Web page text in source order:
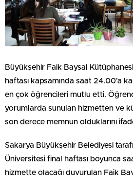
Büyükşehir Faik Baysal
haftası kapsamında saat 24.00’a
en çok öğrencileri mutlu etti.
yorumlarda sunulan hizmetten ve
son derece memnun olduklarını
Sakarya Büyükşehir Belediyesi
Üniversitesi final haftası boyunca
hizmette olacağı duyurulan Faik